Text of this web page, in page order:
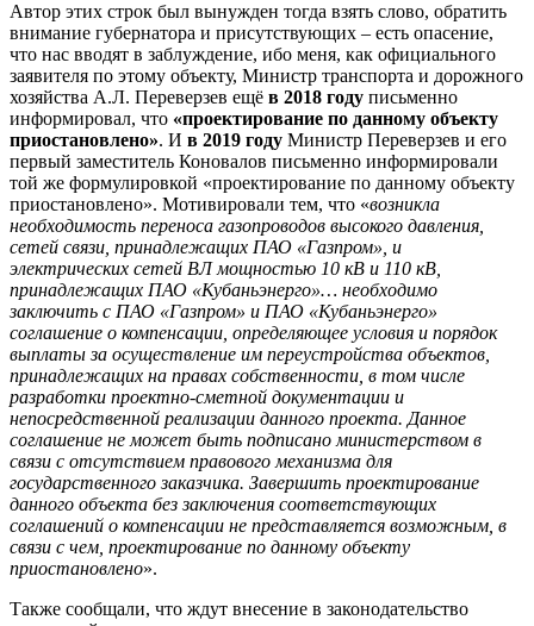
Автор этих строк был вынужден тогда взять слово, обратить
внимание губернатора и присутствующих – есть опасение,
что нас вводят в заблуждение, ибо меня, как официального
заявителя по этому объекту, Министр транспорта и дорожного
хозяйства А.Л. Переверзев ещё в 2018 году письменно
информировал, что «проектирование по данному объекту
приостановлено». И в 2019 году Министр Переверзев и его
первый заместитель Коновалов письменно информировали
той же формулировкой «проектирование по данному объекту
приостановлено». Мотивировали тем, что «возникла
необходимость переноса газопроводов высокого давления,
сетей связи, принадлежащих ПАО «Газпром», и
электрических сетей ВЛ мощностью 10 кВ и 110 кВ,
принадлежащих ПАО «Кубаньэнерго»… необходимо
заключить с ПАО «Газпром» и ПАО «Кубаньэнерго»
соглашение о компенсации, определяющее условия и порядок
выплаты за осуществление им переустройства объектов,
принадлежащих на правах собственности, в том числе
разработки проектно-сметной документации и
непосредственной реализации данного проекта. Данное
соглашение не может быть подписано министерством в
связи с отсутствием правового механизма для
государственного заказчика. Завершить проектирование
данного объекта без заключения соответствующих
соглашений о компенсации не представляется возможным, в
связи с чем, проектирование по данному объекту
приостановлено».
Также сообщали, что ждут внесение в законодательство